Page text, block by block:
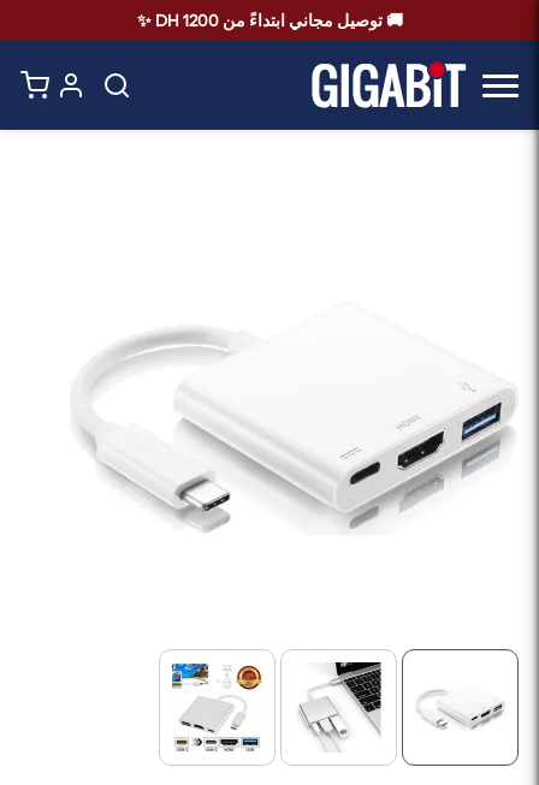
🚚 توصيل مجاني ابتداءً من 1200 DH ✨